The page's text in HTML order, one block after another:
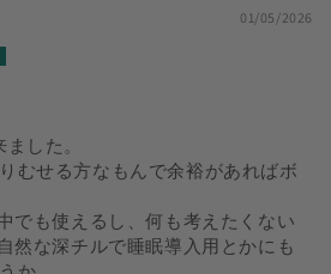
01/05/2026
した。
むせる方なもんで余裕があればボ
でも使えるし、何も考えたくない
然な深チルで睡眠導入用とかにも